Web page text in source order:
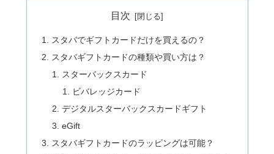
目次
スタバでギフトカードだけを買えるの？
スタバギフトカードの種類や買い方は？
スターバックスカード
ビバレッジカード
デジタルスターバックスカードギフト
eGift
スタバギフトカードのラッピングは可能？